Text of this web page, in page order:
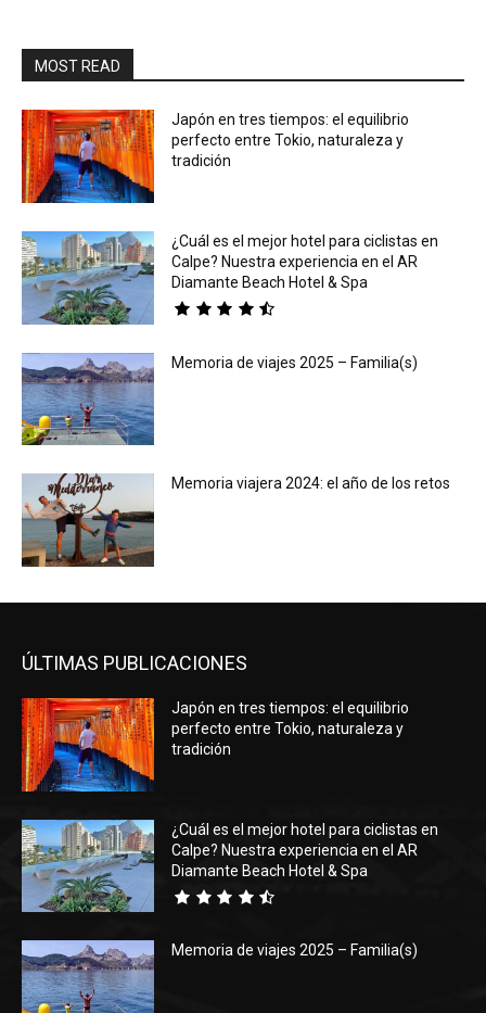
MOST READ
Japón en tres tiempos: el equilibrio
perfecto entre Tokio, naturaleza y
tradición
¿Cuál es el mejor hotel para ciclistas en
Calpe? Nuestra experiencia en el AR
Diamante Beach Hotel & Spa
Memoria de viajes 2025 – Familia(s)
Memoria viajera 2024: el año de los retos
ÚLTIMAS PUBLICACIONES
Japón en tres tiempos: el equilibrio
perfecto entre Tokio, naturaleza y
tradición
¿Cuál es el mejor hotel para ciclistas en
Calpe? Nuestra experiencia en el AR
Diamante Beach Hotel & Spa
Memoria de viajes 2025 – Familia(s)